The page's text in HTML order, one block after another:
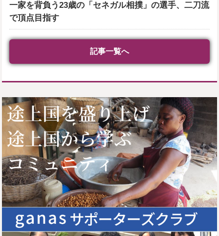
一家を背負う23歳の「セネガル相撲」の選手、二刀流
で頂点目指す
記事一覧へ